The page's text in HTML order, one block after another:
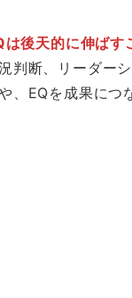
は後天的に伸ばす
判断、リーダー
EQを成果につ